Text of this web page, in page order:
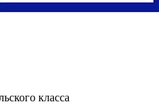
класса